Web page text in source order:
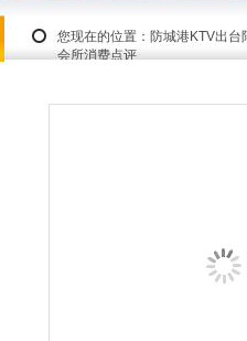
您现在的位置： 防城港KTV出
会所消费点评